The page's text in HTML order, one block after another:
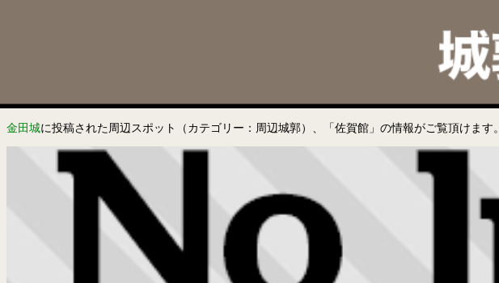
金田城に投稿された周辺スポット（カテゴリー：周辺城郭）、「佐賀館」の情報がご覧頂けます。